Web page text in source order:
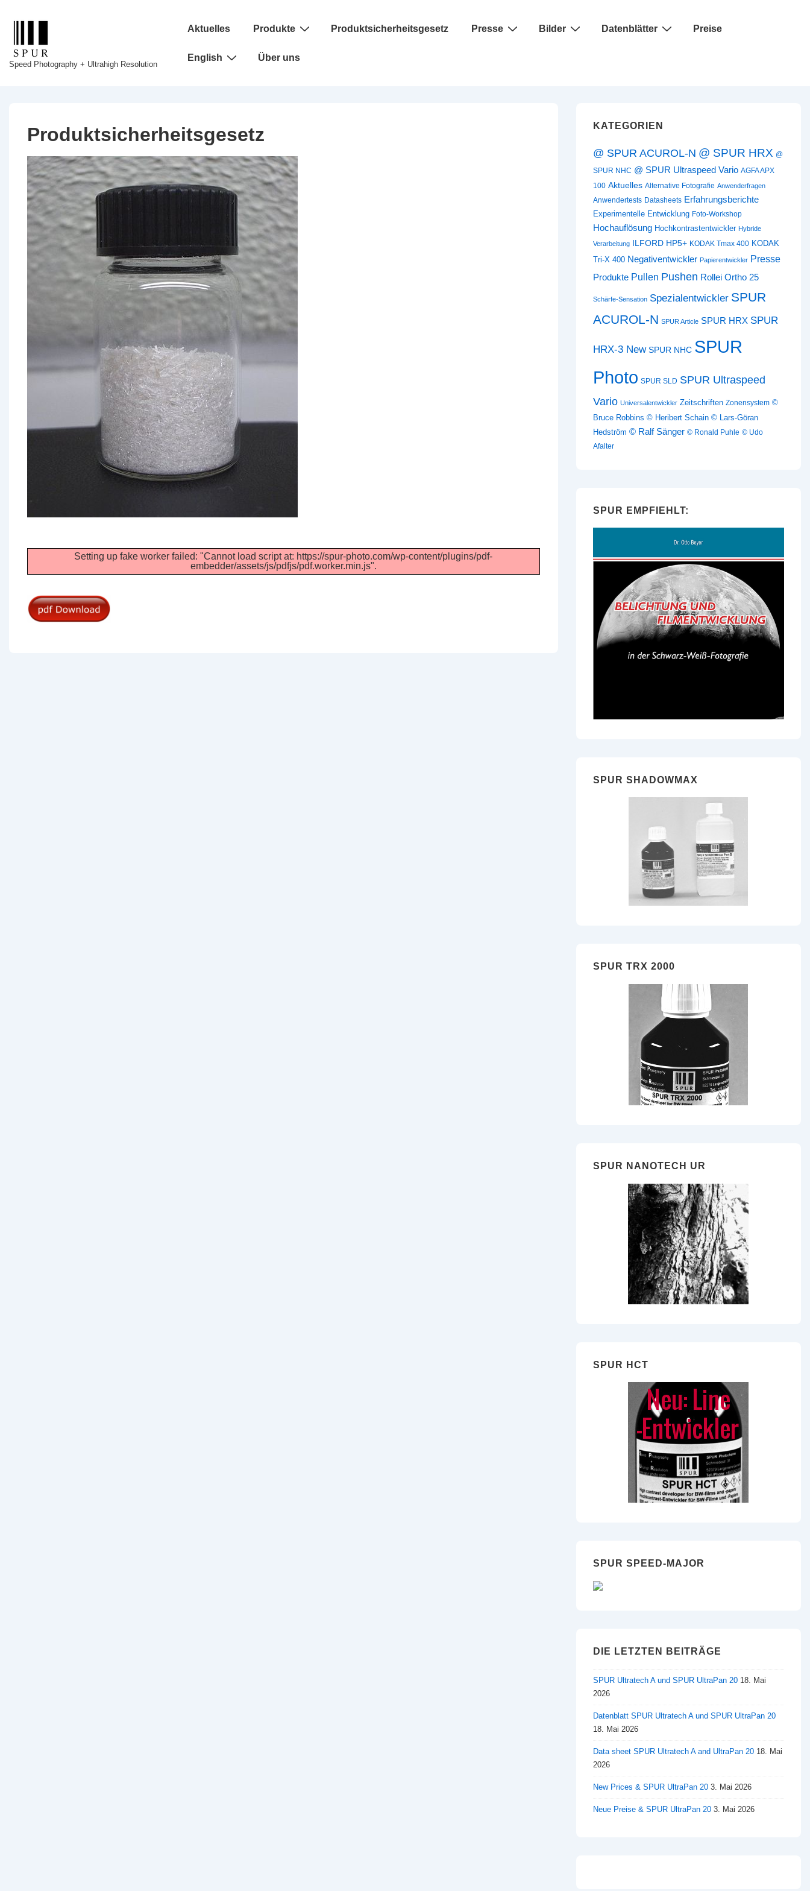
Zum
Speed Photography + Ultrahigh Resolution
Hauptnavigation
Aktuelles Produkte Produktsicherheitsgesetz Presse Bilder Datenblätter Preise
English Über uns
Produktsicherheitsgesetz
Setting up fake worker failed: "Cannot load script at: https://spur-photo.com/wp-content/plugins/pdf-
embedder/assets/js/pdfjs/pdf.worker.min.js".
KATEGORIEN
@ SPUR ACUROL-N @ SPUR HRX @
SPUR NHC @ SPUR Ultraspeed Vario AGFA APX
100 Aktuelles Alternative Fotografie Anwenderfragen
Anwendertests Datasheets Erfahrungsberichte
Experimentelle Entwicklung Foto-Workshop
Hochauflösung Hochkontrastentwickler Hybride
Verarbeitung ILFORD HP5+ KODAK Tmax 400 KODAK
Tri-X 400 Negativentwickler Papierentwickler Presse
Produkte Pullen Pushen Rollei Ortho 25
Schärfe-Sensation Spezialentwickler SPUR
ACUROL-N SPUR Article SPUR HRX SPUR
HRX-3 New SPUR NHC SPUR
Photo SPUR SLD SPUR Ultraspeed
Vario Universalentwickler Zeitschriften Zonensystem ©
Bruce Robbins © Heribert Schain © Lars-Göran
Hedström © Ralf Sänger © Ronald Puhle © Udo
Afalter
SPUR EMPFIEHLT:
SPUR SHADOWMAX
SPUR TRX 2000
SPUR NANOTECH UR
SPUR HCT
SPUR SPEED-MAJOR
DIE LETZTEN BEITRÄGE
SPUR Ultratech A und SPUR UltraPan 20 18. Mai
2026
Datenblatt SPUR Ultratech A und SPUR UltraPan 20
18. Mai 2026
Data sheet SPUR Ultratech A and UltraPan 20 18. Mai
2026
New Prices & SPUR UltraPan 20 3. Mai 2026
Neue Preise & SPUR UltraPan 20 3. Mai 2026